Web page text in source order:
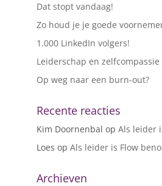
Dat stopt vandaag!
Zo houd je je goede
1.000 LinkedIn volgers!
Leiderschap en zelfcompassie
Op weg naar een burn-out?
Recente reacties
Kim Doornenbal op Als leider
Loes op Als leider is Flow
Archieven